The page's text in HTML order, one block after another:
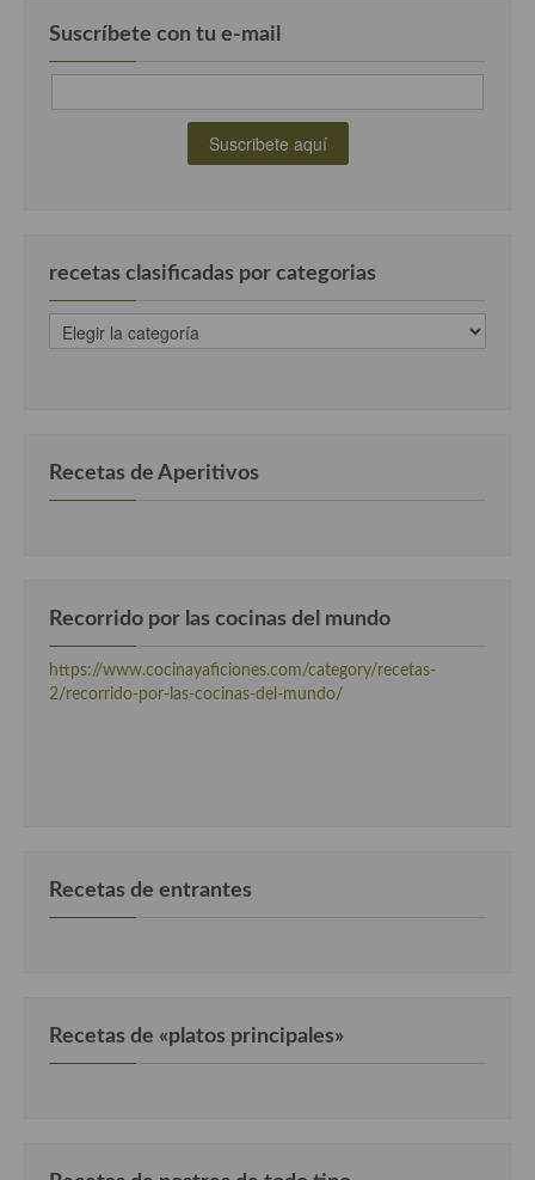
Cocina Vasca
Cocina Britanica
Cocina Bulgara
Cocina de Polonia
Cocina Francesa
Cocina Griega
Suscríbete con tu e-mail
recetas clasificadas por categorias
recetas
clasificadas
Recetas de Aperitivos
Recorrido por las cocinas del mundo
https://www.cocinayaficiones.com/category/recetas-
2/recorrido-por-las-cocinas-del-mundo/
Recetas de entrantes
Recetas de «platos principales»